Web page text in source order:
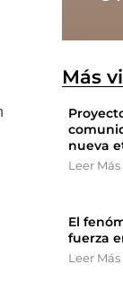
Más
nueva
Leer Más
El
fuerza
Leer Más